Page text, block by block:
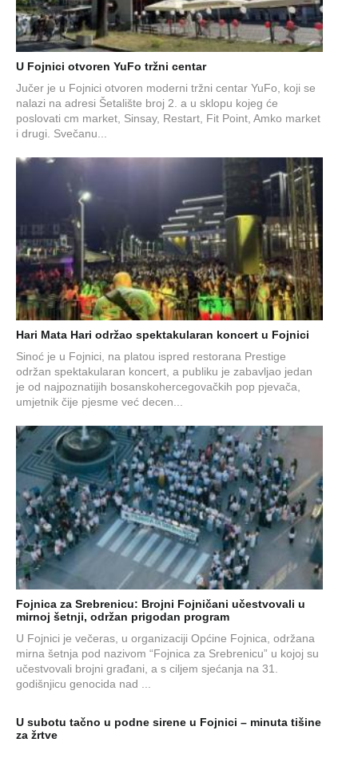
U Fojnici otvoren YuFo tržni centar
Jučer je u Fojnici otvoren moderni tržni centar YuFo, koji se
nalazi na adresi Šetalište broj 2. a u sklopu kojeg će
poslovati cm market, Sinsay, Restart, Fit Point, Amko market
i drugi. Svečanu...
Hari Mata Hari održao spektakularan koncert u Fojnici
Sinoć je u Fojnici, na platou ispred restorana Prestige
održan spektakularan koncert, a publiku je zabavljao jedan
je od najpoznatijih bosanskohercegovačkih pop pjevača,
umjetnik čije pjesme već decen...
Fojnica za Srebrenicu: Brojni Fojničani učestvovali u
mirnoj šetnji, održan prigodan program
U Fojnici je večeras, u organizaciji Općine Fojnica, održana
mirna šetnja pod nazivom “Fojnica za Srebrenicu” u kojoj su
učestvovali brojni građani, a s ciljem sjećanja na 31.
godišnjicu genocida nad ...
U subotu tačno u podne sirene u Fojnici – minuta tišine
za žrtve